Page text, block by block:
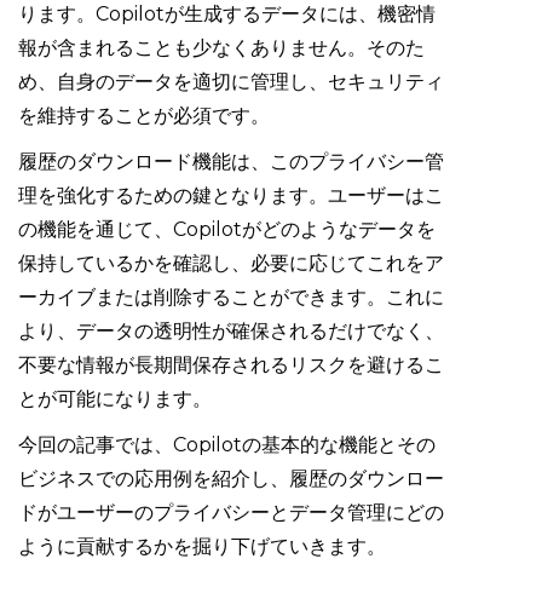
ります。Copilotが生成するデータには、機密情
報が含まれることも少なくありません。そのた
め、自身のデータを適切に管理し、セキュリティ
を維持することが必須です。
履歴のダウンロード機能は、このプライバシー管
理を強化するための鍵となります。ユーザーはこ
の機能を通じて、Copilotがどのようなデータを
保持しているかを確認し、必要に応じてこれをア
ーカイブまたは削除することができます。これに
より、データの透明性が確保されるだけでなく、
不要な情報が長期間保存されるリスクを避けるこ
とが可能になります。
今回の記事では、Copilotの基本的な機能とその
ビジネスでの応用例を紹介し、履歴のダウンロー
ドがユーザーのプライバシーとデータ管理にどの
ように貢献するかを掘り下げていきます。